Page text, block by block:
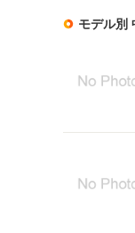
モデル別